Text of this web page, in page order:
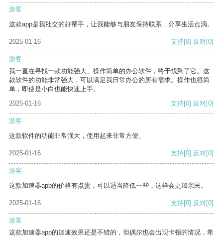
游客
这款app是我社交的好帮手，让我能够与朋友保持联系，分享生活点滴。
2025-01-16 支持[0] 反对[0]
游客
我一直在寻找一款功能强大、操作简单的办公软件，终于找到了它。这
款软件的功能非常强大，可以满足我日常办公的所有需求。操作也很简
单，即使是小白也能快速上手。
2025-01-16
支持[0] 反对[0]
游客
这款软件的功能非常强大，使用起来非常方便。
2025-01-16 支持[0] 反对[0]
游客
这款加速器app的价格有点贵，可以适当降低一些，这样会更加亲民。
2025-01-16 支持[0] 反对[0]
游客
这款加速器app的加速效果还是不错的，但偶尔也会出现卡顿的情况，希